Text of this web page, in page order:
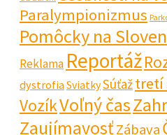
Paralympionizmus
Pomôcky na
Reklama Reportáž
dystrofiaSviatkySúťažtretí
VozíkVoľný čas
ZaujímavosťZábava